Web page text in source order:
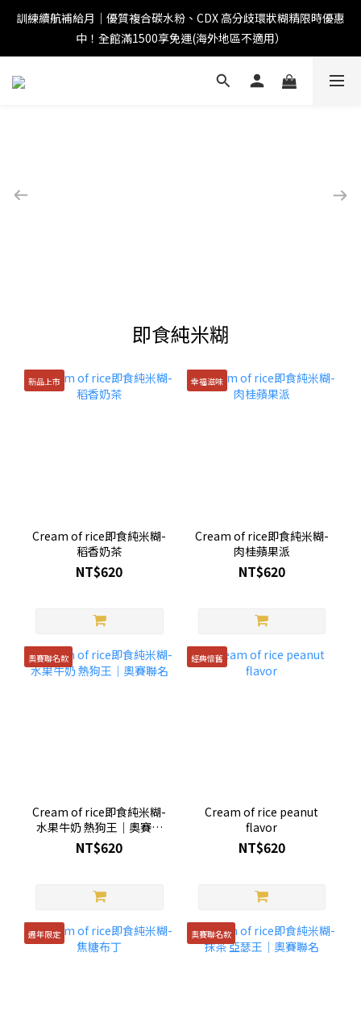
訓練續航補給月｜優質複合碳水粉、CDX 高分歧環狀糊精限時優惠
中！全館滿1500享免運(海外地區不適用）
即食純米糊
新品上市
Cream of rice即食純米糊-
稻香奶茶
NT$620
幸福滋味
Cream of rice即食純米糊-
肉桂蘋果派
NT$620
奧賽聯名款
Cream of rice即食純米糊-
水果牛奶 熱狗王｜奧賽聯
名
NT$620
經典懷舊
Cream of rice peanut
flavor
NT$620
週年限定 奧賽聯名款